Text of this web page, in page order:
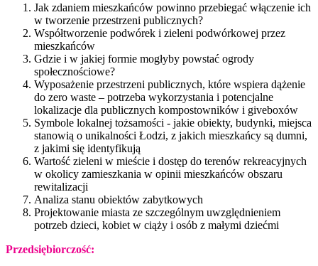
Jak zdaniem mieszkańców powinno przebiegać włączenie ich
w tworzenie przestrzeni publicznych?
Współtworzenie podwórek i zieleni podwórkowej przez
mieszkańców
Gdzie i w jakiej formie mogłyby powstać ogrody
społecznościowe?
Wyposażenie przestrzeni publicznych, które wspiera dążenie
do zero waste – potrzeba wykorzystania i potencjalne
lokalizacje dla publicznych kompostowników i giveboxów
Symbole lokalnej tożsamości - jakie obiekty, budynki, miejsca
stanowią o unikalności Łodzi, z jakich mieszkańcy są dumni,
z jakimi się identyfikują
Wartość zieleni w mieście i dostęp do terenów rekreacyjnych
w okolicy zamieszkania w opinii mieszkańców obszaru
rewitalizacji
Analiza stanu obiektów zabytkowych
Projektowanie miasta ze szczególnym uwzględnieniem
potrzeb dzieci, kobiet w ciąży i osób z małymi dziećmi
Przedsiębiorczość: